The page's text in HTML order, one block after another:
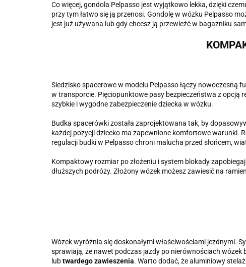
Co więcej, gondola Pelpasso jest wyjątkowo lekka, dzięki
przy tym łatwo się ją przenosi. Gondolę w wózku Pelpasso
jest już używana lub gdy chcesz ją przewieźć w bagażniku
Siedzisko spacerowe w modelu Pelpasso łączy nowoczesną
w transporcie. Pięciopunktowe pasy bezpieczeństwa z opcją
szybkie i wygodne zabezpieczenie dziecka w wózku.
Budka spacerówki została zaprojektowana tak, by
każdej pozycji dziecko ma zapewnione komfortowe warunki.
regulacji budki w Pelpasso chroni malucha przed słońcem,
Kompaktowy rozmiar po złożeniu i system blokady
dłuższych podróży. Złożony wózek możesz zawiesić na
Wózek wyróżnia się doskonałymi właściwościami jezdnymi.
sprawiają, że nawet podczas jazdy po nierównościach
lubtwardegozawieszenia. Warto dodać, że aluminiowy